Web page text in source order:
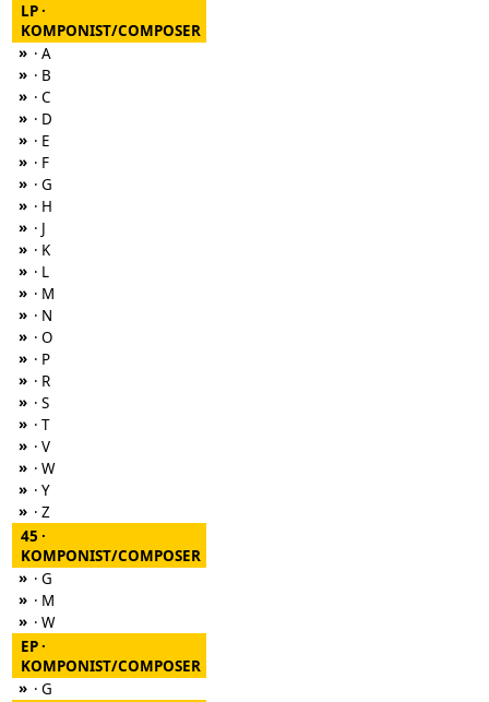
LP ·
KOMPONIST/COMPOSER
» · A
» · B
» · C
» · D
» · E
» · F
» · G
» · H
» · J
» · K
» · L
» · M
» · N
» · O
» · P
» · R
» · S
» · T
» · V
» · W
» · Y
» · Z
45 ·
KOMPONIST/COMPOSER
» · G
» · M
» · W
EP ·
KOMPONIST/COMPOSER
» · G